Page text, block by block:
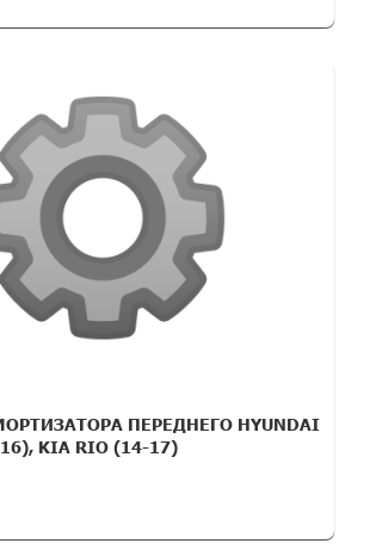
ПЕРЕДНЕГО HYUNDAI
KIA RIO (14-17)